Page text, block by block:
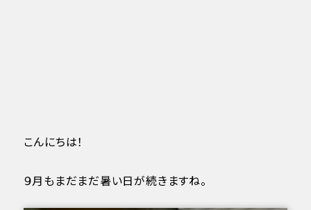
こんにちは！
９月もまだまだ暑い日が続きますね。